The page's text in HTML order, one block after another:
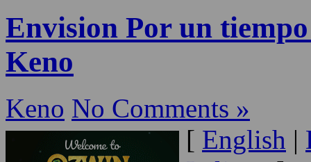
big-time web keno fun
Nov04
Envision Por un
Keno